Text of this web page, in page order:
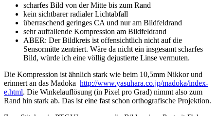
scharfes Bild von der Mitte bis zum Rand
kein sichtbarer radialer Lichtabfall
überraschend geringes CA und nur am Bildfeldrand
sehr auffallende Kompression am Bildfeldrand
ABER: Der Bildkreis ist offensichtlich nicht auf die
Sensormitte zentriert. Wäre da nicht ein insgesamt scharfes
Bild, würde ich eine völlig dejustierte Linse vermuten.
Die Kompression ist ähnlich stark wie beim 10,5mm Nikkor und
erinnert an das Madoka http://www.yasuhara.co.jp/madoka/index-
e.html. Die Winkelauflösung (in Pixel pro Grad) nimmt also zum
Rand hin stark ab. Das ist eine fast schon orthografische Projektion.